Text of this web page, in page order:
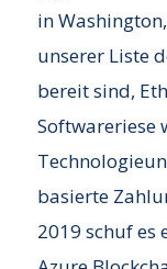
in
unserer Liste
bereit sind,
Softwareriese
basierte
2019 schuf es